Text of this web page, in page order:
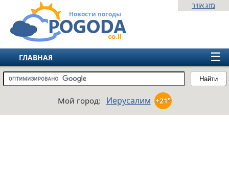
Новости погоды
Найти
מזג אוויר
☰
ГЛАВНАЯ
ИЗРАИЛЬ
ЕВРОПА
Мой город: Иерусалим +21°